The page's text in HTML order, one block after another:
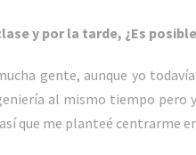
y por la tarde, ¿Es
gente, aunque yo
al mismo tiempo
que me planteé centrarme